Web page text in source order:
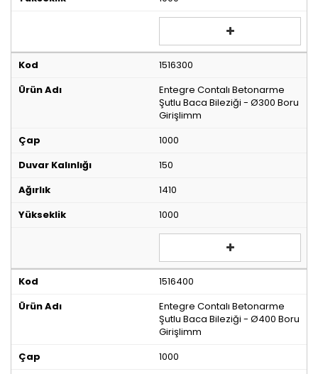
1516300
Entegre Contalı Betonarme
Şutlu Baca Bileziği - Ø300 Boru
Girişlimm
1000
150
1410
1000
1516400
Entegre Contalı Betonarme
Şutlu Baca Bileziği - Ø400 Boru
Girişlimm
1000